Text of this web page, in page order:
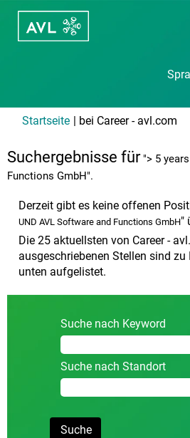
Startseite | bei Career - avl.com
Suchergebnisse für"> 5
Functions GmbH".
Derzeit gibt es keine offenen
UND AVL Software and Functions GmbH"
Die 25 aktuellsten von Career -
ausgeschriebenen Stellen sind
unten aufgelistet.
Suche nach Keyword
Suche nach Standort